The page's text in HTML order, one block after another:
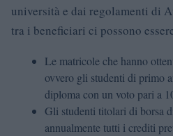
università e dai regolamenti di
tra i beneficiari ci possono
Le matricole che hanno
ovvero gli studenti di primo
diploma con un voto pari a
Gli studenti titolari di borsa
annualmente tutti i crediti